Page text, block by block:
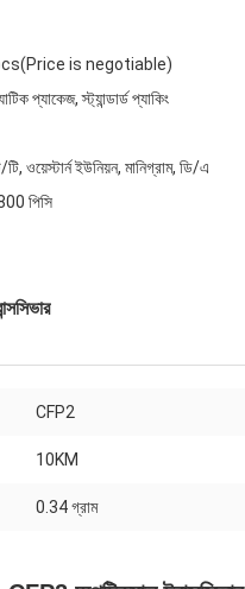
is negotiable)
প্যাকেজ, স্ট্যান্ডার্ড প্যাকিং
ওয়েস্টার্ন ইউনিয়ন, মানিগ্রাম, ডি/এ
পিসি
CFP2
10KM
0.34 গ্রাম